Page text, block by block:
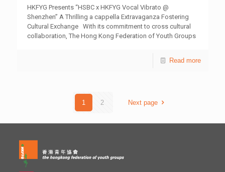
會基元中學 蓮蓮有魚 季軍 吳詩敏、鄧雋詩 崇真書院 整惜整
水麻婆豆腐米Pizza 傑出表現獎 (第四名) 陳沛遙、冼汶錡 聖
母書院 綠在蝦中 傑出表現獎 (第五名) 戚栢濤、黃卓華 路德
會協同中學 Tomato 之Pig 排飯 至Like惜水食譜大獎 蔡卓圻
HKFYG Presents “HSBC x HKFYG Vocal Vibrato @
Shenzhen” A Thrilling a cappella Extravaganza Fostering
Cultural Exchange With its commitment to cross cultural
collaboration, The Hong Kong Federation of Youth Groups
HKFYG Vocal Vibrato @ Shenzhen,” presented a series of a
Hong Kong singers to showcase their talents, while also
fostering cultural exchanges between the performers.
Shenzhen played host to this captivating display of
melodies, thanks to[…]
Read more
1 2 Next page